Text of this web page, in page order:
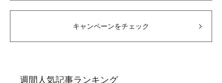
キャンペーンをチェック
週間人気記事ランキング